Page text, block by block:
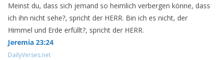
Meinst du, dass sich jemand so heimlich verbergen könne, dass
ich ihn nicht sehe?, spricht der HERR. Bin ich es nicht, der
Himmel und Erde erfüllt?, spricht der HERR.
Jeremia 23:24
DailyVerses.net